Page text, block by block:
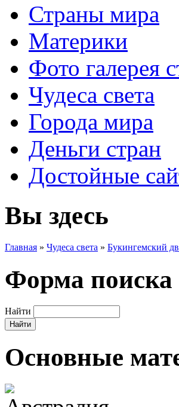
Страны мира
Материки
Фото галерея
Чудеса света
Города мира
Деньги стран
Достойные
Вы здесь
Главная » Чудеса света » Букингемский
Форма поиска
Найти
Основные